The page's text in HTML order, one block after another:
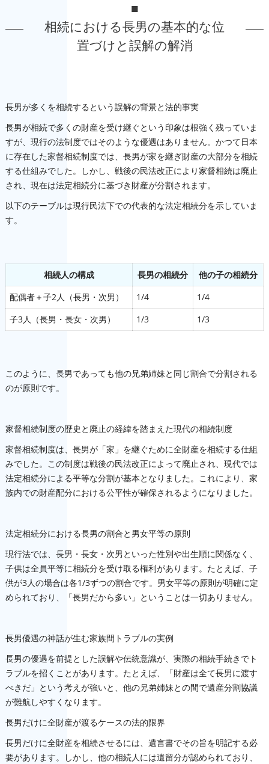
■
相続における長男の基本的な位
置づけと誤解の解消
長男が多くを相続するという誤解の背景と法的事実
長男が相続で多くの財産を受け継ぐという印象は根強く残っていま
すが、現行の法制度ではそのような優遇はありません。かつて日本
に存在した家督相続制度では、長男が家を継ぎ財産の大部分を相続
する仕組みでした。しかし、戦後の民法改正により家督相続は廃止
され、現在は法定相続分に基づき財産が分割されます。
以下のテーブルは現行民法下での代表的な法定相続分を示していま
す。
相続人の構成 長男の相続分
他の子の相続分
配偶者＋子2人（長男・次男）
1/4
1/4
子3人（長男・長女・次男）
1/3 1/3
このように、長男であっても他の兄弟姉妹と同じ割合で分割される
のが原則です。
家督相続制度の歴史と廃止の経緯を踏まえた現代の相続制度
家督相続制度は、長男が「家」を継ぐために全財産を相続する仕組
みでした。この制度は戦後の民法改正によって廃止され、現代では
法定相続分による平等な分割が基本となりました。これにより、家
族内での財産配分における公平性が確保されるようになりました。
法定相続分における長男の割合と男女平等の原則
現行法では、長男・長女・次男といった性別や出生順に関係なく、
子供は全員平等に相続分を受け取る権利があります。たとえば、子
供が3人の場合は各1/3ずつの割合です。男女平等の原則が明確に定
められており、「長男だから多い」ということは一切ありません。
長男優遇の神話が生む家族間トラブルの実例
長男の優遇を前提とした誤解や伝統意識が、実際の相続手続きでト
ラブルを招くことがあります。たとえば、「財産は全て長男に渡す
べきだ」という考えが強いと、他の兄弟姉妹との間で遺産分割協議
が難航しやすくなります。
長男だけに全財産が渡るケースの法的限界
長男だけに全財産を相続させるには、遺言書でその旨を明記する必
要があります。しかし、他の相続人には遺留分が認められており、